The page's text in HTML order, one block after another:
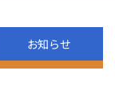
お知らせ